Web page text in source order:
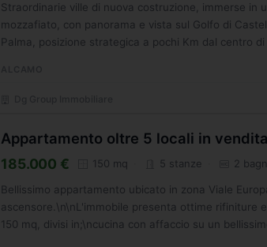
Straordinarie ville di nuova costruzione, immerse in
mozzafiato, con panorama e vista sul Golfo di
Palma, posizione strategica a pochi Km dal centro di
Appartamento oltre 5 locali in
185.000 € 150 mq 5 stanze 2
Bellissimo appartamento ubicato in zona Viale
ascensore.\n\nL'immobile presenta ottime rifiniture
150 mq, divisi in;\ncucina con affaccio su un